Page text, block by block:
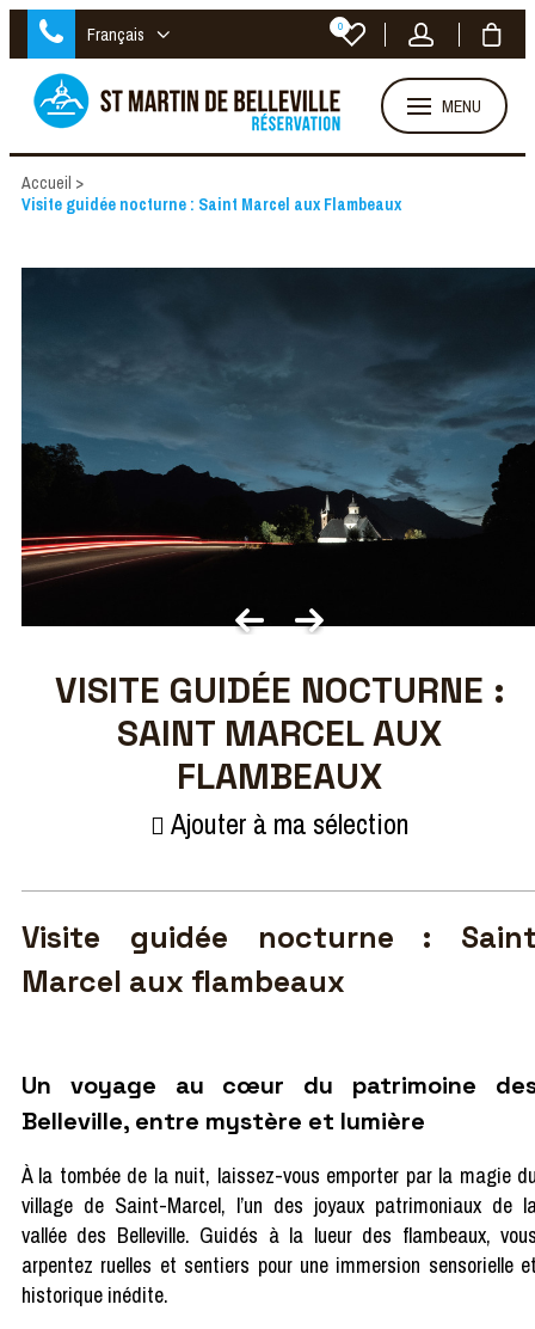
Français 0
MENU
Accueil >
Visite guidée nocturne : Saint Marcel aux Flambeaux
VISITE GUIDÉE NOCTURNE :
SAINT MARCEL AUX
FLAMBEAUX
Ajouter à ma sélection
Visite guidée nocturne :
Marcel aux flambeaux
Un voyage au cœur du patrimoine
Belleville, entre mystère et lumière
À la tombée de la nuit, laissez-vous emporter par la magie
village de Saint-Marcel, l’un des joyaux patrimoniaux de
vallée des Belleville. Guidés à la lueur des flambeaux,
arpentez ruelles et sentiers pour une immersion sensorielle
historique inédite.